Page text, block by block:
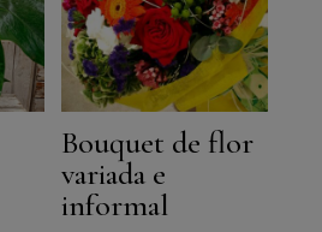
Bouquet de flor
variada e
informal